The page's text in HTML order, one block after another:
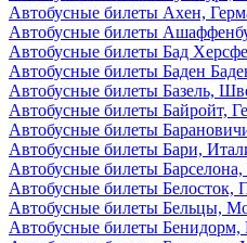
Автобусные билеты Ахен,
Автобусные билеты
Автобусные билеты Бад
Автобусные билеты Баден
Автобусные билеты Базель,
Автобусные билеты Байройт,
Автобусные билеты
Автобусные билеты Бари,
Автобусные билеты
Автобусные билеты Белосток,
Автобусные билеты Бельцы,
Автобусные билеты Бенидорм,